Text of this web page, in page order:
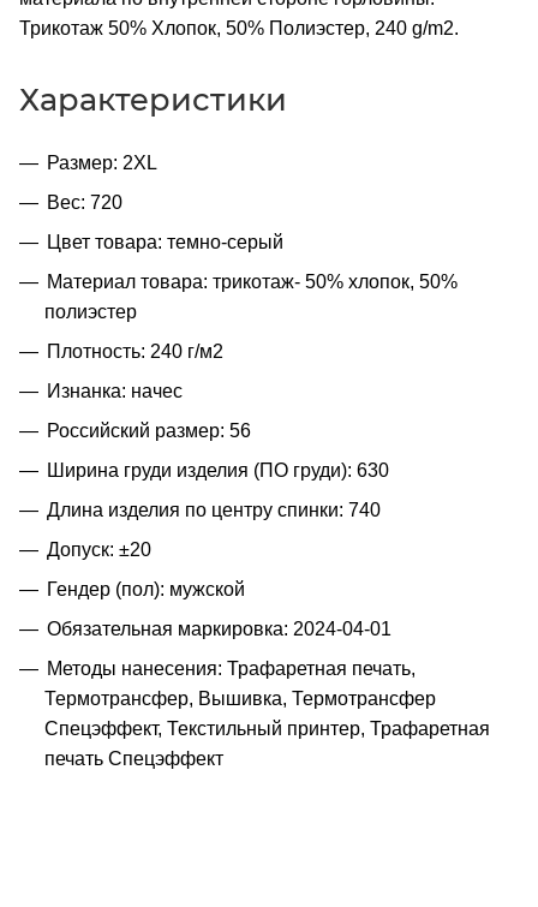
Трикотаж 50% Хлопок, 50% Полиэстер, 240 g/m2.
Характеристики
Размер: 2XL
Вес: 720
Цвет товара: темно-серый
Материал товара: трикотаж- 50% хлопок, 50%
полиэстер
Плотность: 240 г/м2
Изнанка: начес
Российский размер: 56
Ширина груди изделия (ПО груди): 630
Длина изделия по центру спинки: 740
Допуск: ±20
Гендер (пол): мужской
Обязательная маркировка: 2024-04-01
Методы нанесения: Трафаретная печать,
Термотрансфер, Вышивка, Термотрансфер
Спецэффект, Текстильный принтер, Трафаретная
печать Спецэффект